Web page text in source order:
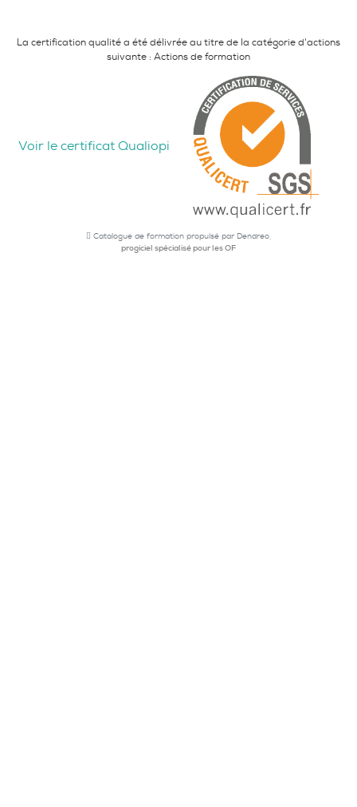
La certification qualité a été délivrée au titre de la catégorie d'actions
suivante : Actions de formation
Voir le certificat Qualiopi
Catalogue de formation propulsé par Dendreo,
progiciel spécialisé pour les OF